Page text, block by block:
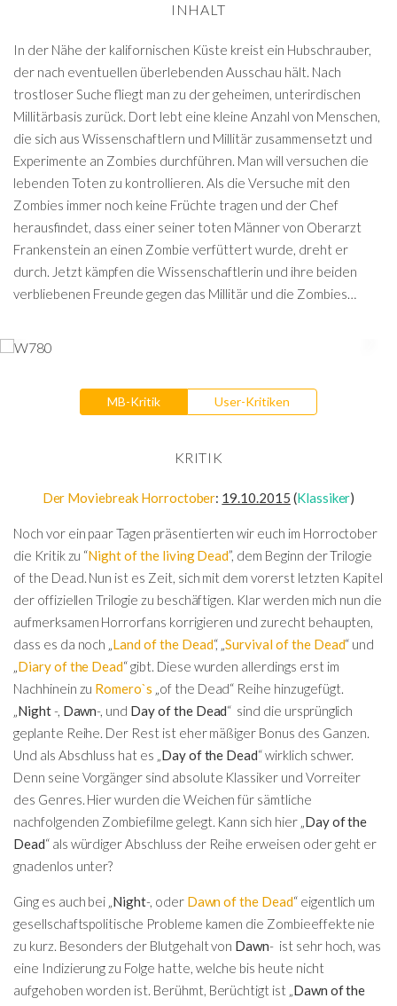
INHALT
In der Nähe der kalifornischen Küste kreist ein Hubschrauber,
der nach eventuellen überlebenden Ausschau hält. Nach
trostloser Suche fliegt man zu der geheimen, unterirdischen
Millitärbasis zurück. Dort lebt eine kleine Anzahl von Menschen,
die sich aus Wissenschaftlern und Millitär zusammensetzt und
Experimente an Zombies durchführen. Man will versuchen die
lebenden Toten zu kontrollieren. Als die Versuche mit den
Zombies immer noch keine Früchte tragen und der Chef
herausfindet, dass einer seiner toten Männer von Oberarzt
Frankenstein an einen Zombie verfüttert wurde, dreht er
durch. Jetzt kämpfen die Wissenschaftlerin und ihre beiden
verbliebenen Freunde gegen das Millitär und die Zombies…
MB-Kritik User-Kritiken
KRITIK
Der Moviebreak Horroctober: 19.10.2015 (Klassiker)
Noch vor ein paar Tagen präsentierten wir euch im Horroctober
die Kritik zu “Night of the living Dead”, dem Beginn der Trilogie
of the Dead. Nun ist es Zeit, sich mit dem vorerst letzten Kapitel
der offiziellen Trilogie zu beschäftigen. Klar werden mich nun die
aufmerksamen Horrorfans korrigieren und zurecht behaupten,
dass es da noch „ Land of the Dead“, „Survival of the Dead“ und
Diary of the Dead“ gibt. Diese wurden allerdings erst im
Nachhinein zu Romero`s „of the Dead“ Reihe hinzugefügt.
Night-, Dawn-, und Day of the Dead“ sind die ursprünglich
geplante Reihe. Der Rest ist eher mäßiger Bonus des Ganzen.
Und als Abschluss hat es „ Day of the Dead“ wirklich schwer.
Denn seine Vorgänger sind absolute Klassiker und Vorreiter
des Genres. Hier wurden die Weichen für sämtliche
nachfolgenden Zombiefilme gelegt. Kann sich hier „ Day of the
Dead“ als würdiger Abschluss der Reihe erweisen oder geht er
gnadenlos unter?
Ging es auch bei „ Night-, oder Dawn of the Dead“ eigentlich um
gesellschaftspolitische Probleme kamen die Zombieeffekte nie
zu kurz. Besonders der Blutgehalt von Dawn- ist sehr hoch, was
eine Indizierung zu Folge hatte, welche bis heute nicht
aufgehoben worden ist. Berühmt, Berüchtigt ist „ Dawn of the